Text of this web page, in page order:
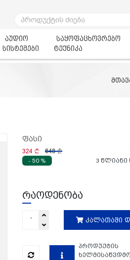
აუდიო
სისტემები
საყოფაცხოვრებო
ტექნიკა
ფასი
324 648
- 50 % 3 წლიანი
რაოდენობა
კალათაში
პროდუქტის